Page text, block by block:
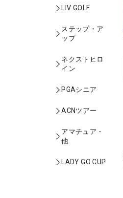
LIV GOLF
ステップ・ア
ップ
ネクストヒロ
イン
PGAシニア
ACNツアー
アマチュア・
他
LADY GO CUP